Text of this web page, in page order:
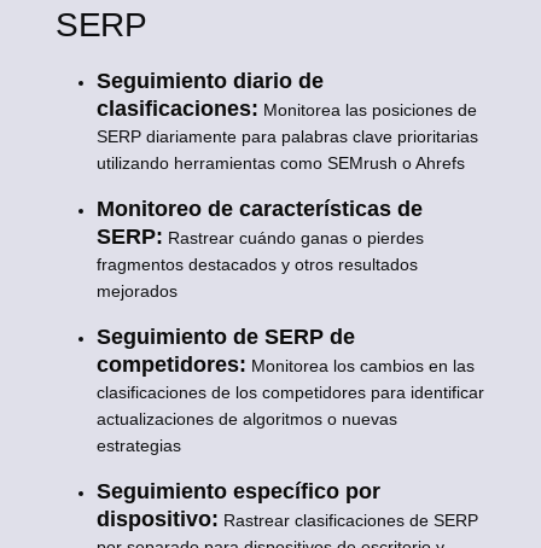
SERP
Seguimiento diario de
clasificaciones: Monitorea las posiciones de
SERP diariamente para palabras clave prioritarias
utilizando herramientas como SEMrush o Ahrefs
Monitoreo de características de
SERP: Rastrear cuándo ganas o pierdes
fragmentos destacados y otros resultados
mejorados
Seguimiento de SERP de
competidores: Monitorea los cambios en las
clasificaciones de los competidores para identificar
actualizaciones de algoritmos o nuevas
estrategias
Seguimiento específico por
dispositivo: Rastrear clasificaciones de SERP